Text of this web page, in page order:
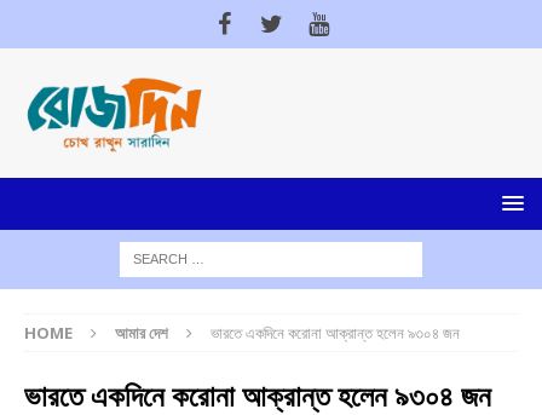
HOME আমার দেশ ভারতে একদিনে করোনা আক্রান্ত হলেন ৯৩০৪ জন
ভারতে একদিনে করোনা আক্রান্ত হলেন ৯৩০৪ জন